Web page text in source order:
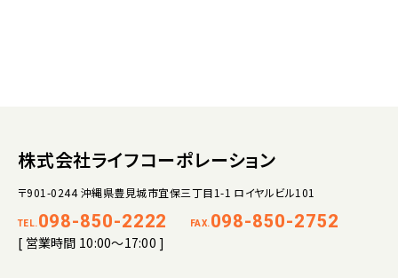
株式会社ライフコーポレーション
〒901-0244 沖縄県豊見城市宜保三丁目1-1 ロイヤルビル101
TEL. 098-850-2222 FAX. 098-850-2752
[ 営業時間 10:00～17:00 ]